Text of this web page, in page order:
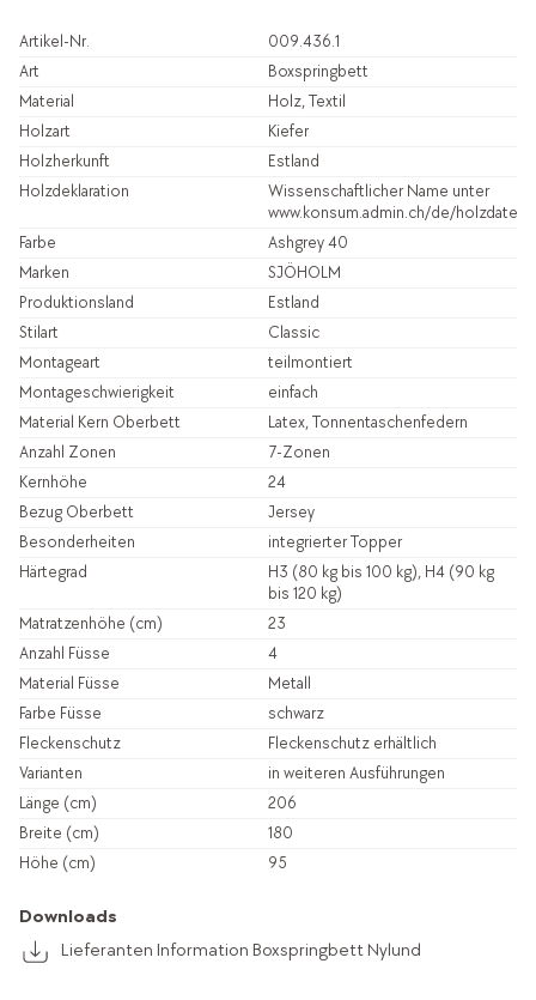
Artikel-Nr.
009.436.1
Art
Boxspringbett
Material
Holz, Textil
Holzart
Kiefer
Holzherkunft
Estland
Holzdeklaration
Wissenschaftlicher Name unter
www.konsum.admin.ch/de/
Farbe
Ashgrey 40
Marken
SJÖHOLM
Produktionsland
Estland
Stilart
Classic
Montageart
teilmontiert
Montageschwierigkeit
einfach
Material Kern Oberbett
Latex, Tonnentaschenfedern
Anzahl Zonen
7-Zonen
Kernhöhe
24
Bezug Oberbett
Jersey
Besonderheiten
integrierter Topper
Härtegrad
H3 (80 kg bis 100 kg), H4 (90 kg
bis 120 kg)
Matratzenhöhe (cm)
23
Anzahl Füsse
4
Material Füsse
Metall
Farbe Füsse
schwarz
Fleckenschutz
Fleckenschutz erhältlich
Varianten
in weiteren Ausführungen
Länge (cm)
206
Breite (cm)
180
Höhe (cm)
95
Downloads
Lieferanten Information Boxspringbett Nylund